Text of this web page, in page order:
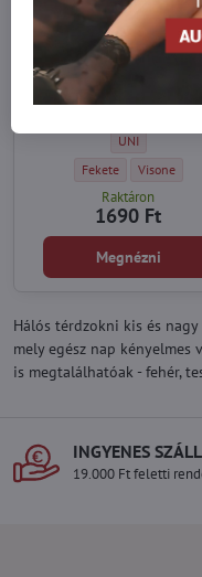
Női hálós térdzokni
RETE Lores
A Lores nagy fűzőlyukakkal
térdmagasai a szezon igazi
szűk skinny farmerhez és
boyfriend farmerhez,
változatban pedig -
Női hálós
UNI
Női hálós térdzokni
Fekete Női hálós
Visone
Raktáron
1690 Ft
Megnézni
Hálós térdzokni kis és
mely egész nap
is megtalálhatóak - fehér,
INGYENES
19.000 Ft feletti